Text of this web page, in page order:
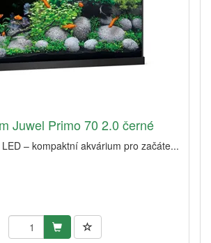
Juwel Primo 70 2.0 černé
– kompaktní akvárium pro začáte...